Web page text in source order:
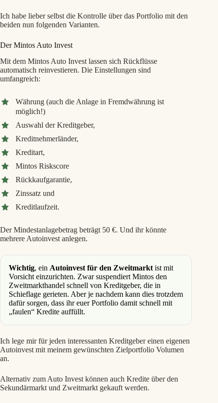
Ich habe lieber selbst die Kontrolle über das Portfolio mit den
beiden nun folgenden Varianten.
Der Mintos Auto Invest
Mit dem Mintos Auto Invest lassen sich Rückflüsse
automatisch reinvestieren. Die Einstellungen sind
umfangreich:
Währung (auch die Anlage in Fremdwährung ist
möglich!)
Auswahl der Kreditgeber,
Kreditnehmerländer,
Kreditart,
Mintos Riskscore
Rückkaufgarantie,
Zinssatz und
Kreditlaufzeit.
Der Mindestanlagebetrag beträgt 50 €. Und ihr könnte
mehrere Autoinvest anlegen.
Wichtig, ein Autoinvest für den Zweitmarkt ist mit
Vorsicht einzurichten. Zwar suspendiert Mintos den
Zweitmarkthandel schnell von Kreditgeber, die in
Schieflage gerieten. Aber je nachdem kann dies trotzdem
dafür sorgen, dass ihr euer Portfolio damit schnell mit
„faulen“ Kredite auffüllt.
Ich lege mir für jeden interessanten Kreditgeber einen eigenen
Autoinvest mit meinem gewünschten Zielportfolio Volumen
an.
Alternativ zum Auto Invest können auch Kredite über den
Sekundärmarkt und Zweitmarkt gekauft werden.